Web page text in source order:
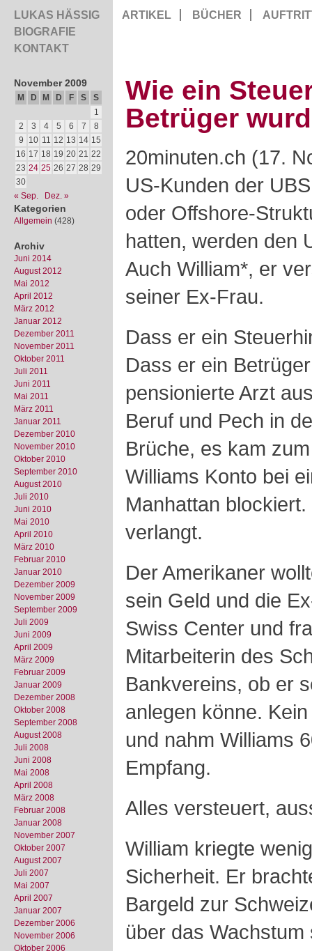
LUKAS HÄSSIG
BIOGRAFIE
KONTAKT
ARTIKEL BÜCHER
November 2009
M D M D F S
S
1
2
3 4 5 6 7
8
9
10 11 12 13 14 15
16 17 18 19 20 21 22
23 24 25 26 27 28 29
30
« Sep.
Dez. »
Kategorien
Allgemein (428)
Archiv
Juni 2014
August 2012
Mai 2012
April 2012
März 2012
Januar 2012
Dezember 2011
November 2011
Oktober 2011
Juli 2011
Juni 2011
Mai 2011
März 2011
Januar 2011
Dezember 2010
November 2010
Oktober 2010
September 2010
August 2010
Juli 2010
Juni 2010
Mai 2010
April 2010
März 2010
Februar 2010
Januar 2010
Dezember 2009
November 2009
September 2009
Juli 2009
Juni 2009
April 2009
März 2009
Februar 2009
Januar 2009
Dezember 2008
Oktober 2008
September 2008
August 2008
Juli 2008
Juni 2008
Mai 2008
April 2008
März 2008
Februar 2008
Januar 2008
November 2007
Oktober 2007
August 2007
Juli 2007
Mai 2007
April 2007
Januar 2007
Dezember 2006
November 2006
Oktober 2006
Wie ein
Betrüger
20minuten.ch (17.
US-Kunden der
oder Offshore-
hatten, werden den
Auch William*, er
seiner Ex-Frau.
Dass er ein
Dass er ein
pensionierte Arzt
Beruf und Pech in
Brüche, es kam
Williams Konto bei
Manhattan
verlangt.
Der Amerikaner
sein Geld und die
Swiss Center und
Mitarbeiterin des
Bankvereins, ob er
anlegen könne.
und nahm Williams
Empfang.
Alles versteuert,
William kriegte
Sicherheit. Er
Bargeld zur
über das